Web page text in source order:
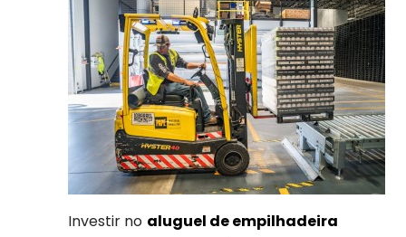
Investir no aluguel de empilhadeira